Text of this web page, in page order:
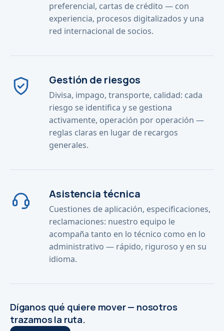
preferencial, cartas de crédito — con
experiencia, procesos digitalizados y una
red internacional de socios.
Gestión de riesgos
Divisa, impago, transporte, calidad: cada
riesgo se identifica y se gestiona
activamente, operación por operación —
reglas claras en lugar de recargos
generales.
Asistencia técnica
Cuestiones de aplicación, especificaciones,
reclamaciones: nuestro equipo le
acompaña tanto en lo técnico como en lo
administrativo — rápido, riguroso y en su
idioma.
Díganos qué quiere mover — nosotros
trazamos la ruta.